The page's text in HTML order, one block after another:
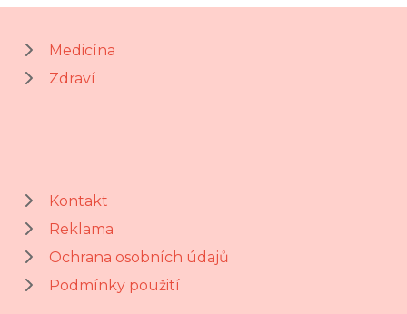
Medicína
Zdraví
Kontakt
Reklama
Ochrana osobních údajů
Podmínky použití